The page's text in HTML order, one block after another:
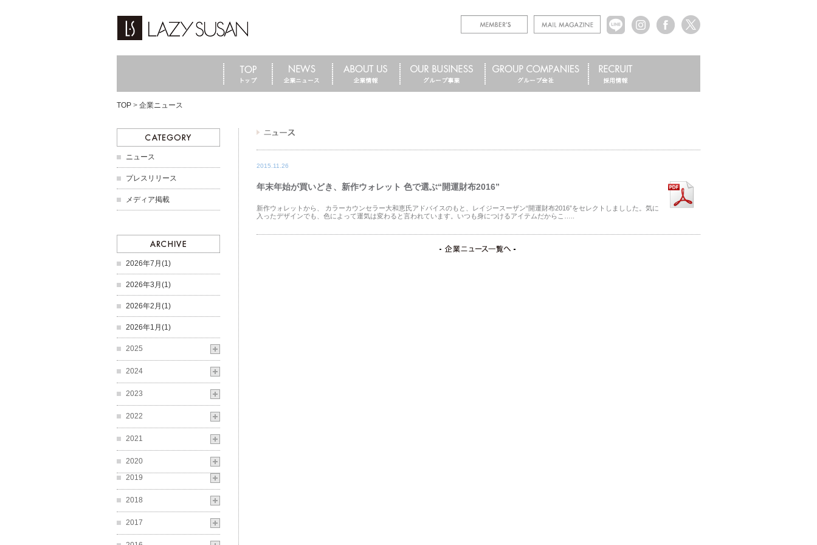
TOP > 企業ニュース
ニュース
プレスリリース
メディア掲載
2026年7月(1)
2026年3月(1)
2026年2月(1)
2026年1月(1)
2025
2024
2023
2022
2021
2020
2019
2018
2017
2015.11.26
年末年始が買いどき、新作ウォレット 色で選ぶ“開運財布2016”
新作ウォレットから、 カラーカウンセラー大和恵氏アドバイスのもと、レイジースーザン“開運財布2016”をセレクトしましした。気に
入ったデザインでも、色によって運気は変わると言われています。いつも身につけるアイテムだからこ…..